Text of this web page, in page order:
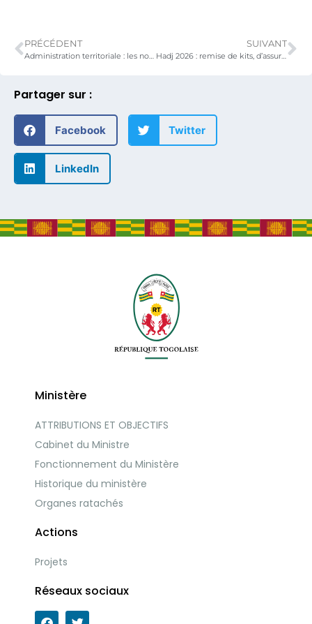
Partager sur :
Facebook Twitter
LinkedIn
PRÉCÉDENT
Administration territoriale : les nouveaux préfets édifiés sur leurs missions et responsabilités
SUIVANT
Hadj 2026 : remise de kits, d’assurance-vie et dernières consignes à la délégation officielle
Ministère
ATTRIBUTIONS ET OBJECTIFS
Cabinet du Ministre
Fonctionnement du Ministère
Historique du ministère
Organes ratachés
Actions
Projets
Réseaux sociaux